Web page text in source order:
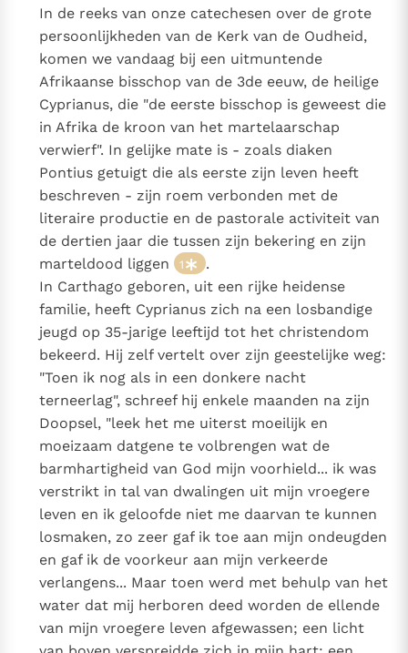
Paus Leo XIV in Pavia: "De stad is zowel een gave als
een taak"
Paus in Pavia: St. Augustinus toont ons de noodzaak om
"naar het innerlijk" toe te keren.
RK Documenten stelt heel veel belangrijke
kerkelijke documenten van de Rooms
Katholieke Kerk in het Nederlands beschikbaar
en is volledig afhankelijk van donaties.
Ik help mee!
In de reeks van onze catechesen over de grote
persoonlijkheden van de Kerk van de Oudheid,
komen we vandaag bij een uitmuntende
Afrikaanse bisschop van de 3de eeuw, de heilige
Cyprianus, die "de eerste bisschop is geweest die
in Afrika de kroon van het martelaarschap
verwierf". In gelijke mate is - zoals diaken
Pontius getuigt die als eerste zijn leven heeft
beschreven - zijn roem verbonden met de
literaire productie en de pastorale activiteit van
de dertien jaar die tussen zijn bekering en zijn
marteldood liggen
1
.
In Carthago geboren, uit een rijke heidense
familie, heeft Cyprianus zich na een losbandige
jeugd op 35-jarige leeftijd tot het christendom
bekeerd. Hij zelf vertelt over zijn geestelijke weg:
"Toen ik nog als in een donkere nacht
terneerlag", schreef hij enkele maanden na zijn
Doopsel, "leek het me uiterst moeilijk en
moeizaam datgene te volbrengen wat de
barmhartigheid van God mijn voorhield... ik was
verstrikt in tal van dwalingen uit mijn vroegere
leven en ik geloofde niet me daarvan te kunnen
losmaken, zo zeer gaf ik toe aan mijn ondeugden
en gaf ik de voorkeur aan mijn verkeerde
verlangens... Maar toen werd met behulp van het
water dat mij herboren deed worden de ellende
van mijn vroegere leven afgewassen; een licht